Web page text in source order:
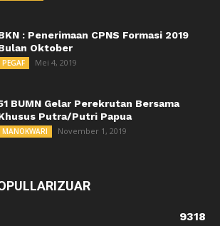
: Penerimaan CPNS Formasi 2019
Oktober
PEGAF Mei 4, 2019
BUMN Gelar Perekrutan Bersama
Putra/Putri Papua
MANOKWARI November 1, 2019
9318